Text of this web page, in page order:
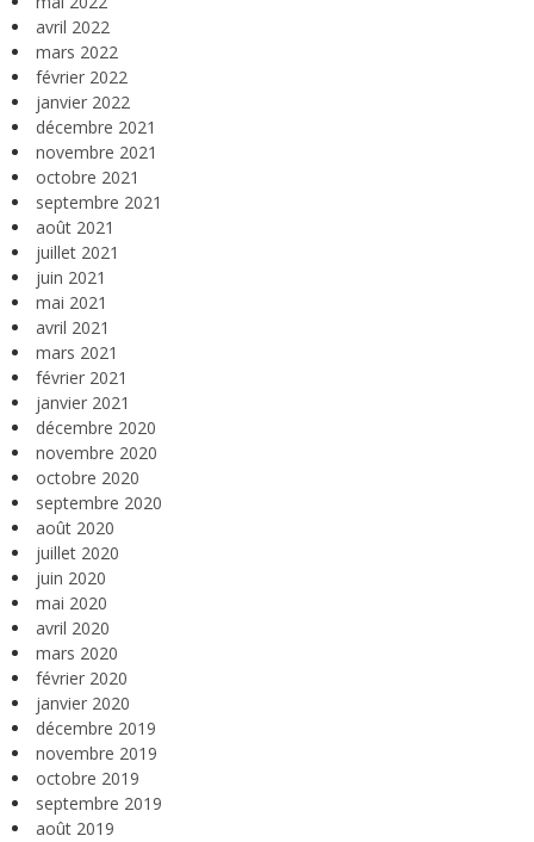
avril 2022
mars 2022
février 2022
janvier 2022
décembre 2021
novembre 2021
octobre 2021
septembre 2021
août 2021
juillet 2021
juin 2021
mai 2021
avril 2021
mars 2021
février 2021
janvier 2021
décembre 2020
novembre 2020
octobre 2020
septembre 2020
août 2020
juillet 2020
juin 2020
mai 2020
avril 2020
mars 2020
février 2020
janvier 2020
décembre 2019
novembre 2019
octobre 2019
septembre 2019
août 2019